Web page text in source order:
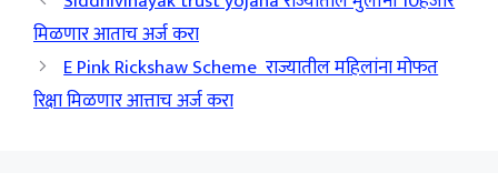
मिळणार आताच अर्ज करा
E Pink Rickshaw Scheme राज्यातील महिलांना मोफत
रिक्षा मिळणार आत्ताच अर्ज करा